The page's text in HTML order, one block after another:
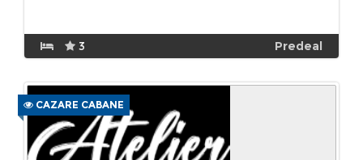
3 Predeal
CAZARE CABANE